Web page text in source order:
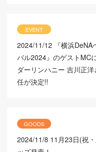
EVENT
2024/11/12
『横浜
バル2024』のゲストMC
ダーリンハニー 吉川正
任が決定!!
GOODS
2024/11/8 11月23日(祝